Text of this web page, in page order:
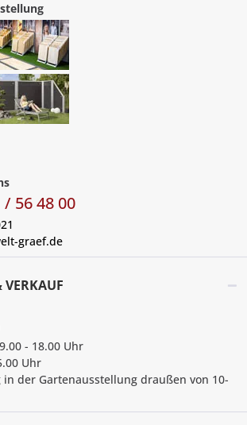
56 48 00
graef.de
VERKAUF
- 18.00 Uhr
Uhr
in der Gartenausstellung draußen von 10-